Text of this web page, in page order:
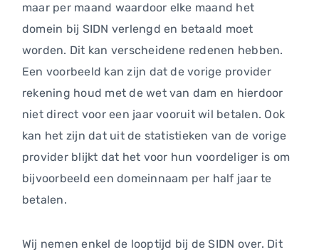
maar per maand waardoor elke maand het
domein bij SIDN verlengd en betaald moet
worden. Dit kan verscheidene redenen hebben.
Een voorbeeld kan zijn dat de vorige provider
rekening houd met de wet van dam en hierdoor
niet direct voor een jaar vooruit wil betalen. Ook
kan het zijn dat uit de statistieken van de vorige
provider blijkt dat het voor hun voordeliger is om
bijvoorbeeld een domeinnaam per half jaar te
betalen.
Wij nemen enkel de looptijd bij de SIDN over. Dit